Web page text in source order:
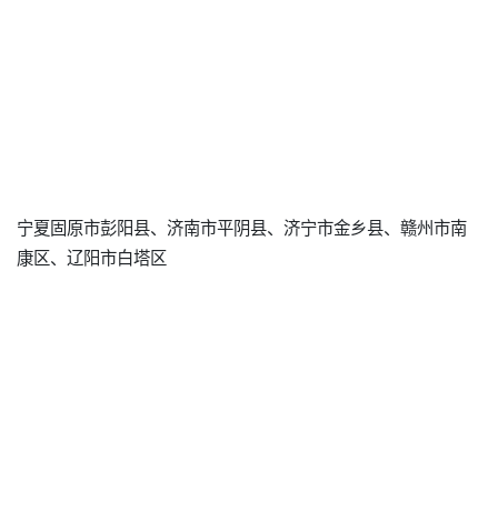
宁夏固原市彭阳县、济南市平阴县、济宁市金乡县、赣州市南
康区、辽阳市白塔区